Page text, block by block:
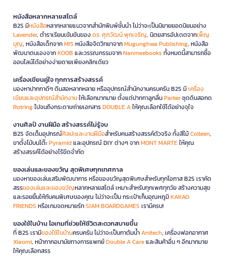
หนังสือหลากหลายสไตล์
B2S มีหนังสือหลากหลายแนวจากสำนักพิมพ์ชั้นนำ ไม่ว่าจะเป็นนิยายยอดนิยมอย่าง
Lavender, ตำราเรียนเข้มข้นของดร. ศุภวัฒน์ พุกเจริญ, นิตยสารอัปเดตจากเพ็ญ
บุญ, หนังสือเด็กจากMIS หนังสือจิตวิทยาจากMugunghwa Publishing, หนังสือ
พัฒนาตนเองจากKOOB และวรรณกรรมจากNanmeebooks ทั้งหมดนี้สามารถซื้อ
ออนไลน์ได้อย่างง่ายดายเพียงคลิกเดียว
เครื่องเขียนคู่ใจ ทุกการสร้างสรรค์
มองหาปากกาดีๆ ดินสอหลากหลาย หรืออุปกรณ์สำนักงานครบครัน B2S มีเครื่อง
เขียนและอุปกรณ์สำนักงานให้เลือกมากมาย ตั้งแต่ปากกาลูกลื่นParkerชุดดินสอกด
Rotringไปจนถึงกระดาษถ่ายเอกสารDOUBLE Aให้คุณเลือกใช้ได้อย่างจุใจ
งานศิลป์ งานฝีมือ สร้างสรรค์ไม่รู้จบ
B2S จัดเต็มอุปกรณ์ศิลปะและงานฝีมือสำหรับคนสร้างสรรค์ตัวจริง ทั้งสีไม้Colleen,
ขาตั้งไม้บนโต๊ะPyramidและอุปกรณ์ DIY ต่างๆ จากMONT MARTEให้คุณ
สร้างสรรค์ได้อย่างไร้ขีดจำกัด
ของเล่นและของขวัญ สุดพิเศษทุกเทศกาล
มองหาของเล่นเสริมพัฒนาการ หรือของขวัญสุดพิเศษสำหรับทุกโอกาส B2S เราคัด
สรรของเล่นและของขวัญหลากหลายสไตล์ เหมาะสำหรับทุกเพศทุกวัย สร้างความสุข
และรอยยิ้มให้กับคนพิเศษของคุณ ไม่ว่าจะเป็น กระเป๋าเก็บอุณหภูมิKAKAO
FRIENDS หรือเกมจดหมายรักSIAM BOARDGAMES เรามีครบ!
ของใช้ในบ้าน ไอเทมที่ช่วยให้ชีวิตสะดวกสบายขึ้น
ที่ B2S เรามีของใช้ในบ้านครบครัน ไม่ว่าจะเป็นกาต้มน้ำAnitech, เครื่องฟอกอากาศ
Xiaomi, หน้ากากอนามัยทางการแพทย์Double A Careและสินค้าอื่น ๆ อีกมากมาย
ให้คุณเลือกสรร